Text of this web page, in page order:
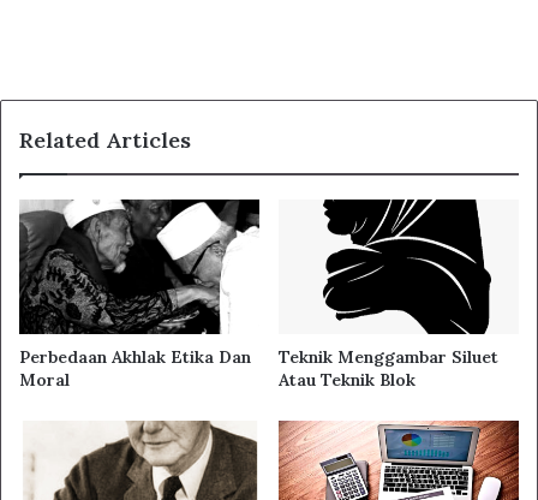
Related Articles
Perbedaan Akhlak Etika Dan
Moral
Teknik Menggambar Siluet
Atau Teknik Blok